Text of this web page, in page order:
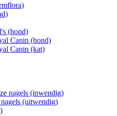
(hond)
Canin (hond)
Canin (kat)
nagels (inwendig)
(uitwendig)